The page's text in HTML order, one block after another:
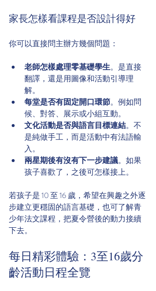
家長怎樣看課程是否設計得好
你可以直接問主辦方幾個問題：
老師怎樣處理零基礎學生。是直接
翻譯，還是用圖像和活動引導理
解。
每堂是否有固定開口環節。例如問
候、對答、展示或小組互動。
文化活動是否與語言目標連結。不
是純做手工，而是活動中有法語輸
入。
兩星期後有沒有下一步建議。如果
孩子喜歡了，之後可怎樣接上。
若孩子是 10 至 16 歲，希望在興趣之外逐
步建立更穩固的語言基礎，也可了解青
少年法文課程，把夏令營後的動力接續
下去。
每日精彩體驗：3至16歲分
齡活動日程全覽